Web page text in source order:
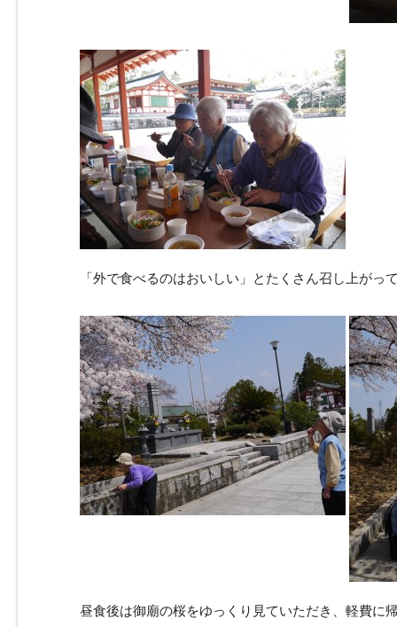
「外で食べるのはおいしい」とたくさん召し上がっ
昼食後は御廟の桜をゆっくり見ていただき、軽費に